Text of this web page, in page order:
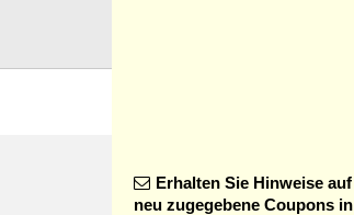
Erhalten Sie Hinweise auf
neu zugegebene Coupons in